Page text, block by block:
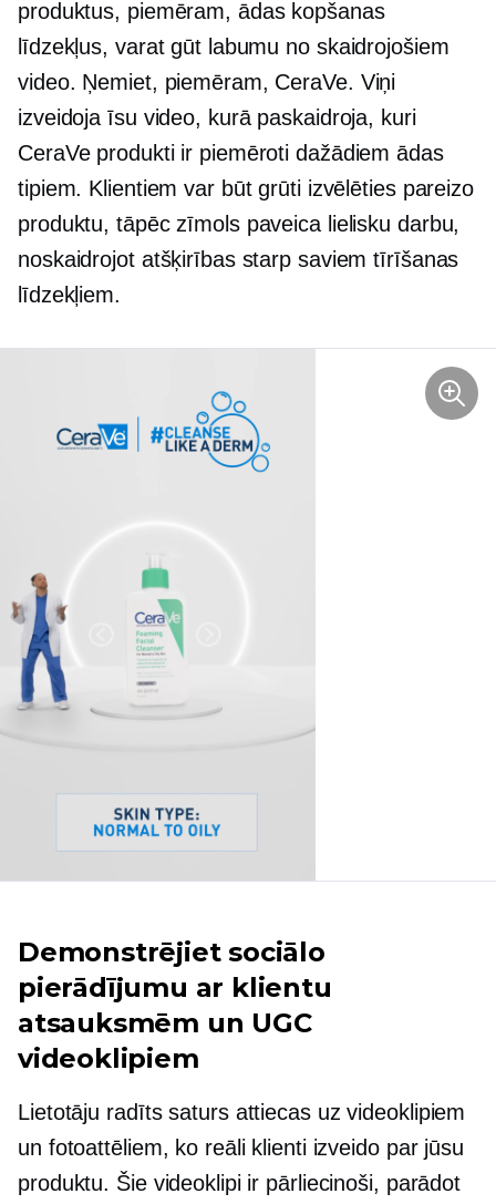
produktus, piemēram, ādas kopšanas
līdzekļus, varat gūt labumu no skaidrojošiem
video. Ņemiet, piemēram, CeraVe. Viņi
izveidoja īsu video, kurā paskaidroja, kuri
CeraVe produkti ir piemēroti dažādiem ādas
tipiem. Klientiem var būt grūti izvēlēties pareizo
produktu, tāpēc zīmols paveica lielisku darbu,
noskaidrojot atšķirības starp saviem tīrīšanas
līdzekļiem.
Demonstrējiet sociālo
pierādījumu ar klientu
atsauksmēm un UGC
videoklipiem
Lietotāju radītssaturs attiecas uz videoklipiem
un fotoattēliem, ko reāli klienti izveido par jūsu
produktu. Šie videoklipi ir pārliecinoši, parādot